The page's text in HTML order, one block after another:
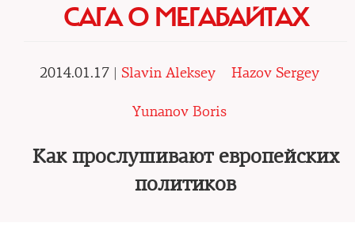
САГА О МЕГАБАЙТАХ
2014.01.17 | Slavin Aleksey Hazov Sergey
Yunanov Boris
Как прослушивают европейских
политиков